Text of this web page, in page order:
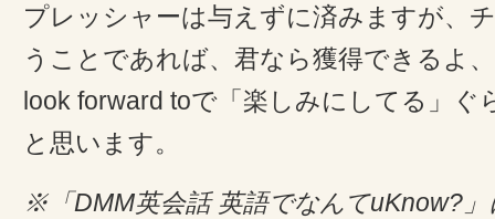
プレッシャーは与えずに済みますが、
うことであれば、君なら獲得できるよ
look forward toで「楽しみにしてる」ぐ
と思います。
※「DMM英会話 英語でなんてuKnow?